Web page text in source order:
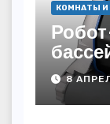
КОМНАТЫ И
вода
8